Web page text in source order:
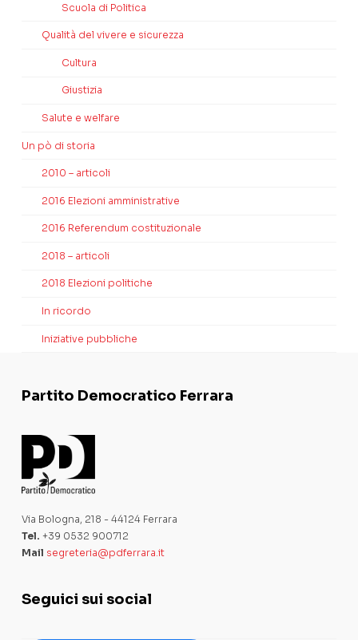
Scuola di Politica
Qualità del vivere e sicurezza
Cultura
Giustizia
Salute e welfare
Un pò di storia
2010 – articoli
2016 Elezioni amministrative
2016 Referendum costituzionale
2018 – articoli
2018 Elezioni politiche
In ricordo
Iniziative pubbliche
Partito Democratico Ferrara
Via Bologna, 218 - 44124 Ferrara
Tel. +39 0532 900712
Mail segreteria@pdferrara.it
Seguici sui social